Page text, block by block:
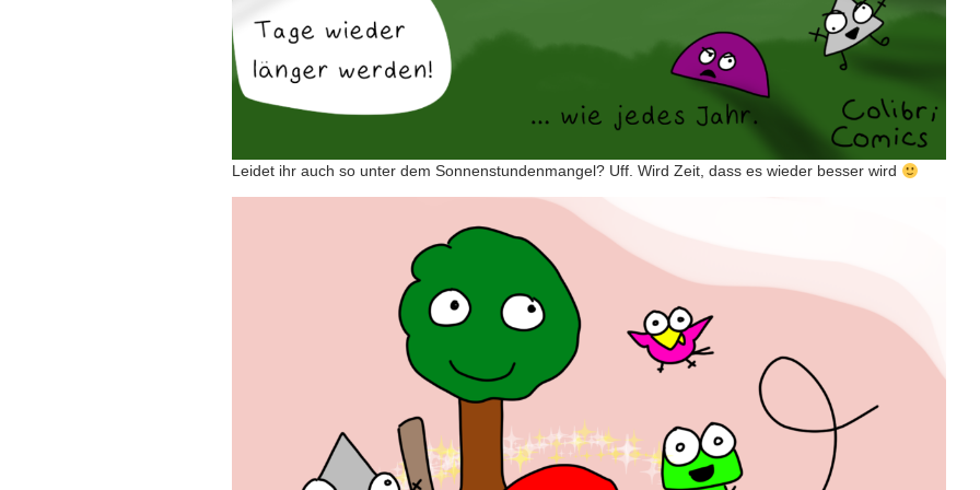
Leidet ihr auch so unter dem Sonnenstundenmangel? Uff. Wird Zeit, dass es wieder besser wird